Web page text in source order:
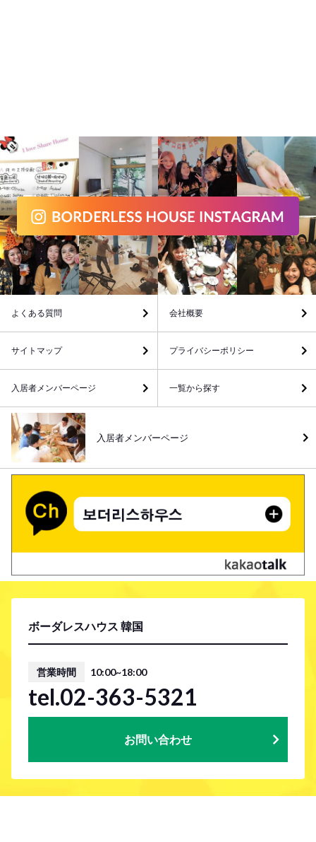
ボーダレスハウス 韓国
営業時間 10:00~18:00
tel.02-363-5321
お問い合わせ
よくある質問 会社概要
サイトマップ プライバシーポリシー
入居者メンバーページ 一覧から探す
入居者メンバーページ